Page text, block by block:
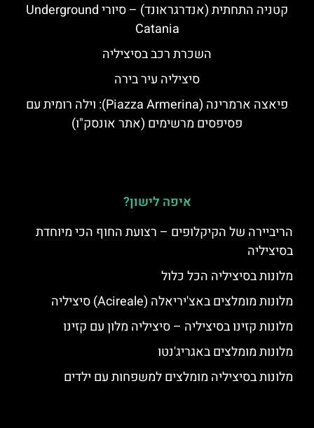
קטניה התחתית (אנדרגראונד) – סיורי Underground
Catania
השכרת רכב בסיציליה
סיציליה עיר בירה
פיאצה ארמרינה (Piazza Armerina): וילה רומית עם
פסיפסים מרשימים (אתר אונסק"ו)
איפה לישון?
הריביירה של הקיקלופים – רצועת החוף הכי מיוחדת
בסיציליה
מלונות בסיציליה הכל כלול
מלונות מומלצים באצ'יריאלה (Acireale) סיציליה
מלונות קזינו בסיציליה – סיציליה מלון עם קזינו
מלונות מומלצים באגריג'נטו
מלונות בסיציליה מומלצים למשפחות עם ילדים